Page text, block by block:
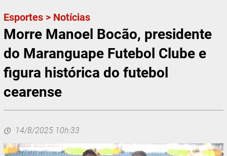
Esportes > Notícias
Morre Manoel Bocão, presidente
do Maranguape Futebol Clube e
figura histórica do futebol
cearense
14/8/2025 10h:33